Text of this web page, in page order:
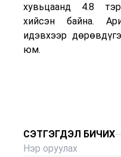
хувьцаанд 4.8
хийсэн байна.
идэвхээр
юм.
CЭТГЭГДЭЛ БИЧИХ